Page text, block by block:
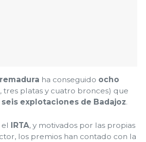
ha conseguido ocho
tres platas y cuatro bronces) que
seis explotaciones de Badajoz.
IRTA, y motivados por las propias
los premios han contado con la